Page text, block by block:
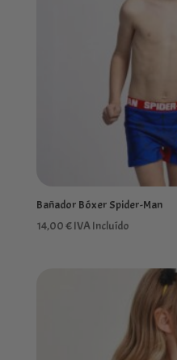
Bañador Bóxer Spider-Man
14,00€IVA Incluído